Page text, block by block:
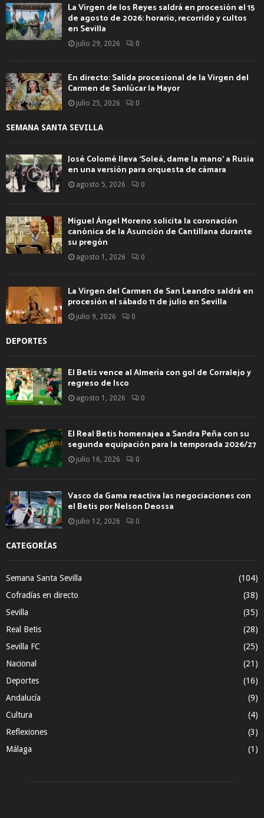
La Virgen de los Reyes saldrá en procesión el 15
de agosto de 2026: horario, recorrido y cultos
en Sevilla
julio 29, 2026 0
En directo: Salida procesional de la Virgen del
Carmen de Sanlúcar la Mayor
julio 25, 2026 0
SEMANA SANTA SEVILLA
José Colomé lleva ‘Soleá, dame la mano’ a Rusia
en una versión para orquesta de cámara
agosto 5, 2026 0
Miguel Ángel Moreno solicita la coronación
canónica de la Asunción de Cantillana durante
su pregón
agosto 1, 2026 0
La Virgen del Carmen de San Leandro saldrá en
procesión el sábado 11 de julio en Sevilla
julio 9, 2026 0
DEPORTES
El Betis vence al Almería con gol de Corralejo y
regreso de Isco
agosto 1, 2026 0
El Real Betis homenajea a Sandra Peña con su
segunda equipación para la temporada 2026/27
julio 16, 2026 0
Vasco da Gama reactiva las negociaciones con
el Betis por Nelson Deossa
julio 12, 2026 0
CATEGORÍAS
Semana Santa Sevilla
(104)
Cofradías en directo
(38)
Sevilla
(35)
Real Betis
(28)
Sevilla FC
(25)
Nacional
(21)
Deportes
(16)
Andalucía
(9)
Cultura
(4)
Reflexiones
(3)
Málaga
(1)